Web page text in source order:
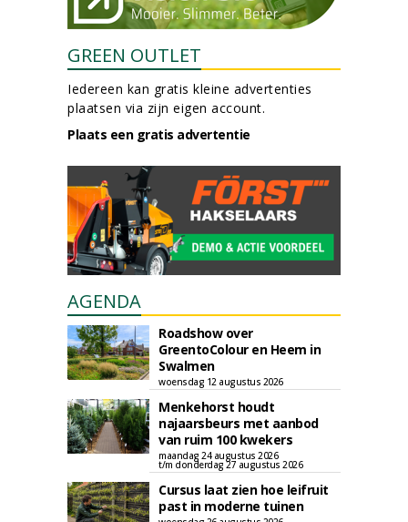
GREEN OUTLET
Iedereen kan gratis kleine advertenties
plaatsen via zijn eigen account.
Plaats een gratis advertentie
AGENDA
Roadshow over
GreentoColour en Heem in
Swalmen
woensdag 12 augustus 2026
Menkehorst houdt
najaarsbeurs met aanbod
van ruim 100 kwekers
maandag 24 augustus 2026
t/m donderdag 27 augustus 2026
Cursus laat zien hoe leifruit
past in moderne tuinen